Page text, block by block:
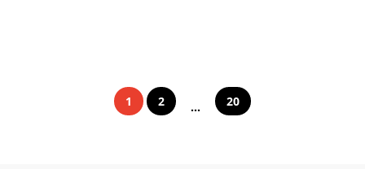
1 2 ... 20